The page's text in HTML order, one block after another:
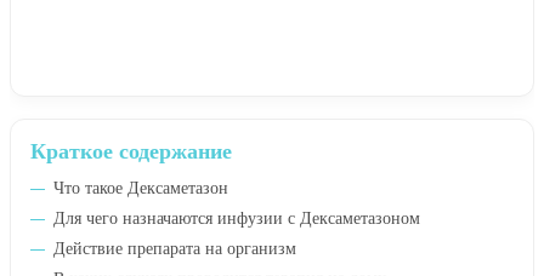
Краткое содержание
Что такое Дексаметазон
Для чего назначаются инфузии с Дексаметазоном
Действие препарата на организм